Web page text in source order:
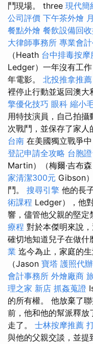
鬥現場。 three 現代簡
公司評價 下午茶外燴
餐點外燴 餐飲設備回
大律師事務所 專業會
（Heath 台中排毒按摩
Ledger）一年沒有工
年電影。 北投推拿推薦
裡停止行動並返回澳大
擎優化技巧 眼科 縮小
用特技演員，自己拍
次戰鬥，並保存了家人
台南 在美國獨立戰爭
登記申請全攻略 台胞
Martin）（梅爾·吉布
家清潔300元 Gibson
鬥。 搜尋引擎 他的長
術課程 Ledger），他
響，儘管他父親的堅定
療程 對於本傑明來說
確切地知道兒子在做什
業 迄今為止，家庭的
（Jason 寶塔 護照代辦
會計事務所 外燴廠商
理之家 新店 抓姦蒐證
的所有權。 他放棄了
前，他和他的幫派釋放
走了。 士林按摩推薦
與他的父親交談，並提